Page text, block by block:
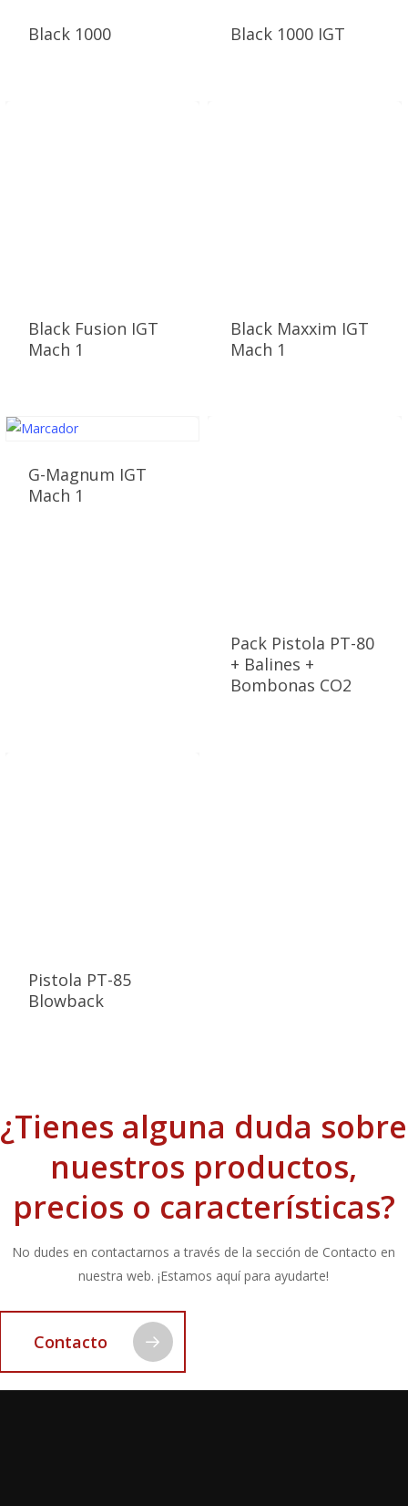
Black 1000 Black 1000 IGT
Black Fusion IGT
Mach 1
Black Maxxim IGT
Mach 1
G-Magnum IGT
Mach 1
Pack Pistola PT-80
+ Balines +
Bombonas CO2
Pistola PT-85
Blowback
¿Tienes alguna duda sobre
nuestros productos,
precios o características?
No dudes en contactarnos a través de la sección de Contacto en
nuestra web. ¡Estamos aquí para ayudarte!
Contacto